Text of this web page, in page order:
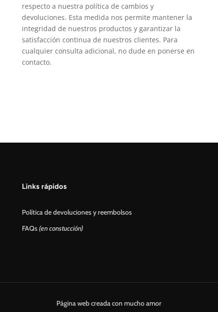
respecto a nuestra política de cambios y
devoluciones. Esta medida nos permite mantener la
integridad de nuestros productos y garantizar la
satisfacción continua de nuestros clientes. Para
cualquier consulta adicional, no dude en ponerse en
contacto.
Links rápidos
Política de devoluciones y reembolsos
FAQs(en constucción)
Página web creada con mucho amor